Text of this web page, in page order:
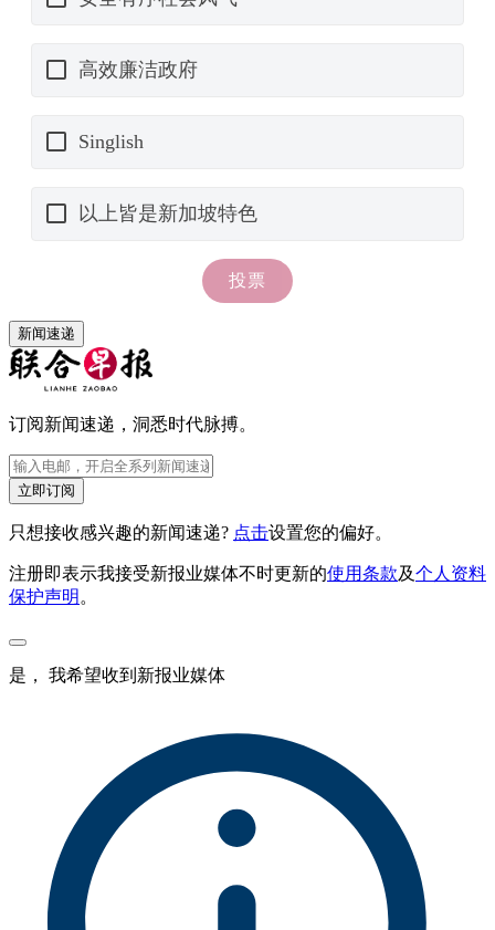
新闻速递
订阅新闻速递，洞悉时代脉搏。
立即订阅
只想接收感兴趣的新闻速递? 点击设置您的偏好。
注册即表示我接受新报业媒体不时更新的使用条款及个人资料
保护声明 。
是， 我希望收到新报业媒体